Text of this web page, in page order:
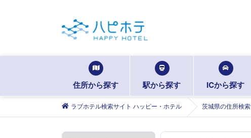
住所から探す 駅から探す ICから探す
ラブホテル検索サイト ハッピー・ホテル 茨城県の住所検索